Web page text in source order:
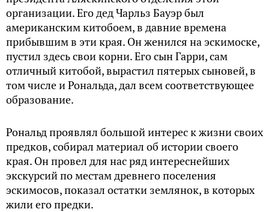
организации. Его дед Чарльз Бауэр был
американским китобоем, в давние времена
прибывшим в эти края. Он женился на эскимоске,
пустил здесь свои корни. Его сын Гарри, сам
отличный китобой, вырастил пятерых сыновей, в
том числе и Рональда, дал всем соответствующее
образование.
Рональд проявлял большой интерес к жизни своих
предков, собирал материал об истории своего
края. Он провел для нас ряд интереснейших
экскурсий по местам древнего поселения
эскимосов, показал остатки землянок, в которых
жили его предки.